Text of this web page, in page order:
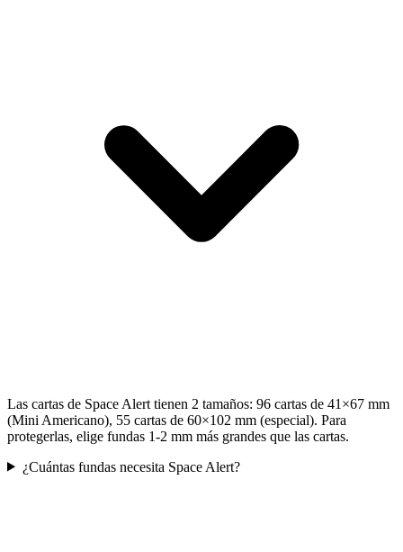
Las cartas de Space Alert tienen 2 tamaños: 96 cartas de 41×67 mm
(Mini Americano), 55 cartas de 60×102 mm (especial). Para
protegerlas, elige fundas 1-2 mm más grandes que las cartas.
¿Cuántas fundas necesita Space Alert?